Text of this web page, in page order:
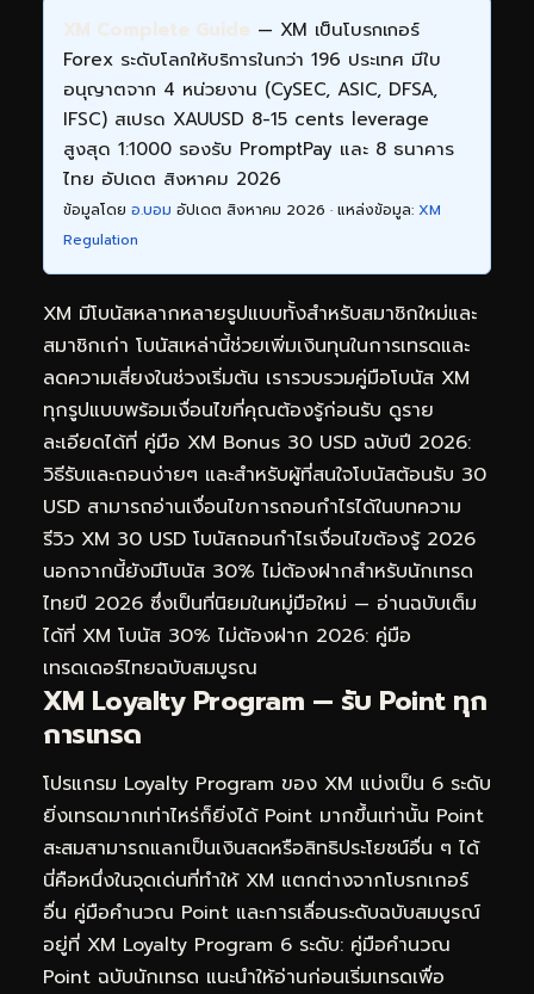
XM Complete Guide — XM เป็นโบรกเกอร์
Forex ระดับโลกให้บริการในกว่า 196 ประเทศ มีใบ
อนุญาตจาก 4 หน่วยงาน (CySEC, ASIC, DFSA,
IFSC) สเปรด XAUUSD 8-15 cents leverage
สูงสุด 1:1000 รองรับ PromptPay และ 8 ธนาคาร
ไทย อัปเดต สิงหาคม 2026
ข้อมูลโดย อ.บอม อัปเดต สิงหาคม 2026 · แหล่งข้อมูล: XM
Regulation
XM มีโบนัสหลากหลายรูปแบบทั้งสำหรับสมาชิกใหม่และ
สมาชิกเก่า โบนัสเหล่านี้ช่วยเพิ่มเงินทุนในการเทรดและ
ลดความเสี่ยงในช่วงเริ่มต้น เรารวบรวมคู่มือโบนัส XM
ทุกรูปแบบพร้อมเงื่อนไขที่คุณต้องรู้ก่อนรับ ดูราย
ละเอียดได้ที่ คู่มือ XM Bonus 30 USD ฉบับปี 2026:
วิธีรับและถอนง่ายๆ และสำหรับผู้ที่สนใจโบนัสต้อนรับ 30
USD สามารถอ่านเงื่อนไขการถอนกำไรได้ในบทความ
รีวิว XM 30 USD โบนัสถอนกำไรเงื่อนไขต้องรู้ 2026
นอกจากนี้ยังมีโบนัส 30% ไม่ต้องฝากสำหรับนักเทรด
ไทยปี 2026 ซึ่งเป็นที่นิยมในหมู่มือใหม่ — อ่านฉบับเต็ม
ได้ที่ XM โบนัส 30% ไม่ต้องฝาก 2026: คู่มือ
เทรดเดอร์ไทยฉบับสมบูรณ
XM Loyalty Program — รับ Point ทุก
การเทรด
โปรแกรม Loyalty Program ของ XM แบ่งเป็น 6 ระดับ
ยิ่งเทรดมากเท่าไหร่ก็ยิ่งได้ Point มากขึ้นเท่านั้น Point
สะสมสามารถแลกเป็นเงินสดหรือสิทธิประโยชน์อื่น ๆ ได้
นี่คือหนึ่งในจุดเด่นที่ทำให้ XM แตกต่างจากโบรกเกอร์
อื่น คู่มือคำนวณ Point และการเลื่อนระดับฉบับสมบูรณ์
อยู่ที่ XM Loyalty Program 6 ระดับ: คู่มือคำนวณ
Point ฉบับนักเทรด แนะนำให้อ่านก่อนเริ่มเทรดเพื่อ